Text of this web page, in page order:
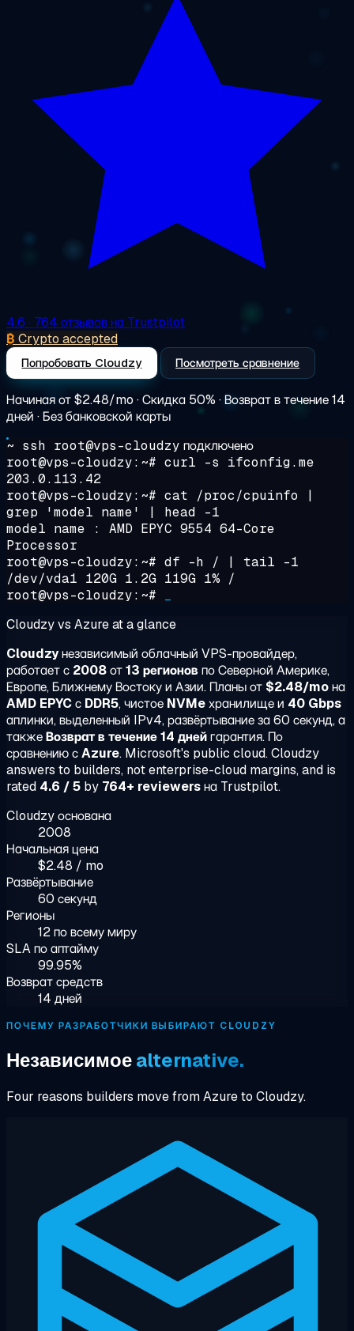
4.6 · 764 отзывов на Trustpilot
₿ Crypto accepted
Попробовать Cloudzy Посмотреть сравнение
Начиная от$2.48/mo · Скидка 50% · Возврат в течение 14
дней · Без банковской карты
~ ssh root@vps-cloudzy подключено
root@vps-cloudzy:~# curl -s ifconfig.me
203.0.113.42
root@vps-cloudzy:~# cat /proc/cpuinfo |
grep 'model name' | head -1
model name : AMD EPYC 9554 64-Core
Processor
root@vps-cloudzy:~# df -h / | tail -1
/dev/vda1 120G 1.2G 119G 1% /
root@vps-cloudzy:~#
Cloudzy vs Azure at a glance
Cloudzyнезависимый облачный VPS-провайдер,
работает с 2008от13 регионовпо Северной Америке,
Европе, Ближнему Востоку и Азии. Планы от $2.48/moна
AMD EPYCс DDR5, чистое NVMeхранилище и 40 Gbps
аплинки, выделенный IPv4, развёртывание за 60 секунд, а
такжеВозврат в течение 14 днейгарантия. По
сравнению сAzure. Microsoft's public cloud. Cloudzy
answers to builders, not enterprise-cloud margins, and is
rated 4.6 / 5 by 764+ reviewersна Trustpilot.
Cloudzy основана
2008
Начальная цена
$2.48 / mo
Развёртывание
60 секунд
Регионы
12 по всему миру
SLA по аптайму
99.95%
Возврат средств
14 дней
ПОЧЕМУ РАЗРАБОТЧИКИ ВЫБИРАЮТ CLOUDZY
Независимоеalternative.
Four reasons builders move from Azure to Cloudzy.